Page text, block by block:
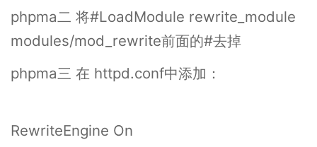
phpma二 将#LoadModule rewrite_module
modules/mod_rewrite前面的#去掉
phpma三 在 httpd.conf中添加：
RewriteEngine On